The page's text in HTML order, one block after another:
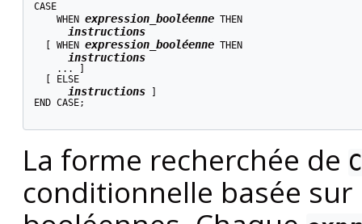
CASE
    WHEN
expression_booléenne THEN
instructions
WHEN expression_booléenne THEN
instructions
    ...
ELSE
instructions
END CASE;
La forme recherchée de
conditionnelle basée